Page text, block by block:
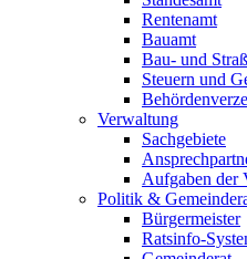
Rentenamt
Bauamt
Bau- und
Steuern und
Verwaltung
Sachgebiete
Aufgaben der
Politik &
Bürgermeister
Ratsinfo-